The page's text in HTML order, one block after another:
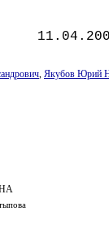
, Якубов Юрий